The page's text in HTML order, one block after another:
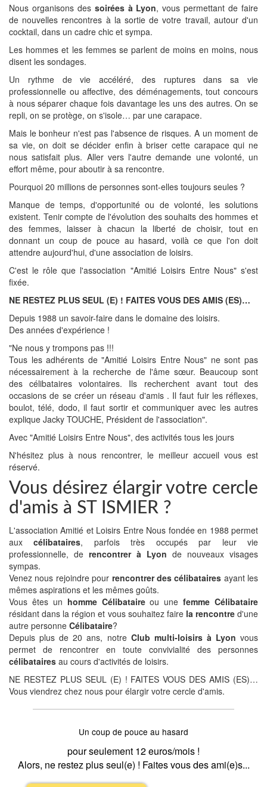
Nous organisons des soirées à Lyon, vous permettant de faire
de nouvelles rencontres à la sortie de votre travail, autour d'un
cocktail, dans un cadre chic et sympa.
Les hommes et les femmes se parlent de moins en moins, nous
disent les sondages.
Un rythme de vie accéléré, des ruptures dans sa vie
professionnelle ou affective, des déménagements, tout concours
à nous séparer chaque fois davantage les uns des autres. On se
repli, on se protège, on s'isole… par une carapace.
Mais le bonheur n'est pas l'absence de risques. A un moment de
sa vie, on doit se décider enfin à briser cette carapace qui ne
nous satisfait plus. Aller vers l'autre demande une volonté, un
effort même, pour aboutir à sa rencontre.
Pourquoi 20 millions de personnes sont-elles toujours seules ?
Manque de temps, d'opportunité ou de volonté, les solutions
existent. Tenir compte de l'évolution des souhaits des hommes et
des femmes, laisser à chacun la liberté de choisir, tout en
donnant un coup de pouce au hasard, voilà ce que l'on doit
attendre aujourd'hui, d'une association de loisirs.
C'est le rôle que l'association "Amitié Loisirs Entre Nous" s'est
fixée.
NE RESTEZ PLUS SEUL (E) ! FAITES VOUS DES AMIS (ES)…
Depuis 1988 un savoir-faire dans le domaine des loisirs.
Des années d'expérience !
"Ne nous y trompons pas !!!
Tous les adhérents de "Amitié Loisirs Entre Nous" ne sont pas
nécessairement à la recherche de l'âme sœur. Beaucoup sont
des célibataires volontaires. Ils recherchent avant tout des
occasions de se créer un réseau d'amis . Il faut fuir les réflexes,
boulot, télé, dodo, il faut sortir et communiquer avec les autres
explique Jacky TOUCHE, Président de l'association".
Avec "Amitié Loisirs Entre Nous", des activités tous les jours
N'hésitez plus à nous rencontrer, le meilleur accueil vous est
réservé.
Vous désirez élargir votre cercle
d'amis à ST ISMIER ?
L'association Amitié et Loisirs Entre Nous fondée en 1988 permet
auxcélibataires, parfois très occupés par leur vie
professionnelle, de rencontrer à Lyon de nouveaux visages
sympas.
Venez nous rejoindre pour rencontrer des célibataires ayant les
mêmes aspirations et les mêmes goûts.
Vous êtes un homme Célibataireou unefemme Célibataire
résidant dans la région et vous souhaitez faire la rencontred'une
autre personne Célibataire?
Depuis plus de 20 ans, notre Club multi-loisirs à Lyon vous
permet de rencontrer en toute convivialité des personnes
célibataires au cours d'activités de loisirs.
NE RESTEZ PLUS SEUL (E) ! FAITES VOUS DES AMIS (ES)…
Vous viendrez chez nous pour élargir votre cercle d'amis.
Un coup de pouce au hasard
pour seulement 12 euros/mois !
Alors, ne restez plus seul(e) ! Faites vous des ami(e)s...